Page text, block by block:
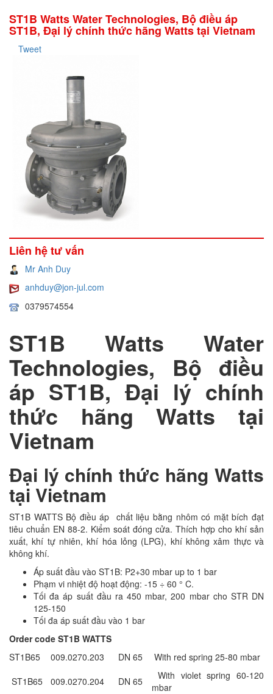
ST1B Watts Water Technologies, Bộ điều áp
ST1B, Đại lý chính thức hãng Watts tại Vietnam
Tweet
Liên hệ tư vấn
Mr Anh Duy
anhduy@jon-jul.com
0379574554
ST1B Watts Water
Technologies, Bộ điều
áp ST1B, Đại lý chính
thức hãng Watts tại
Vietnam
Đại lý chính thức hãng Watts
tại Vietnam
ST1B WATTS Bộ điều áp chất liệu bằng nhôm có mặt bích đạt
tiêu chuẩn EN 88-2. Kiểm soát đóng cửa. Thích hợp cho khí sản
xuất, khí tự nhiên, khí hóa lỏng (LPG), khí không xâm thực và
không khí.
Áp suất đầu vào ST1B: P2+30 mbar up to 1 bar
Phạm vi nhiệt độ hoạt động: -15 ÷ 60 ° C.
Tối đa áp suất đầu ra 450 mbar, 200 mbar cho STR DN
125-150
Tối đa áp suất đầu vào 1 bar
Order code ST1B WATTS
ST1B65
009.0270.203 DN 65
With red spring 25-80 mbar
ST1B65
009.0270.204 DN 65
With violet spring 60-120
mbar